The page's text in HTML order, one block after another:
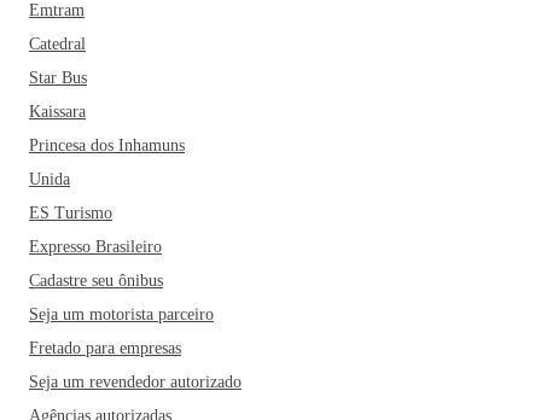
Emtram
Catedral
Star Bus
Kaissara
Princesa dos Inhamuns
Unida
ES Turismo
Expresso Brasileiro
Cadastre seu ônibus
Seja um motorista parceiro
Fretado para empresas
Seja um revendedor autorizado
Agências autorizadas